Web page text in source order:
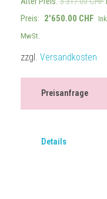
Preis: 2'650.00 CHF Inkl.
MwSt.
zzgl. Versandkosten
Preisanfrage
Details